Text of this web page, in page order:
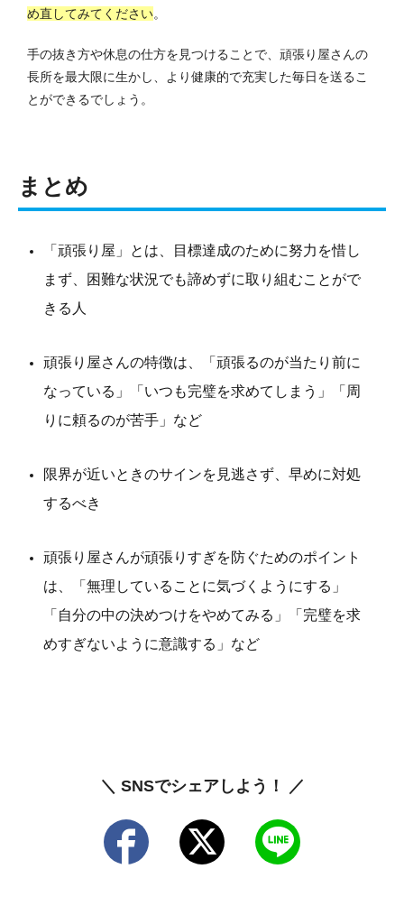
め直してみてください。
手の抜き方や休息の仕方を見つけることで、頑張り屋さんの
長所を最大限に生かし、より健康的で充実した毎日を送るこ
とができるでしょう。
まとめ
「頑張り屋」とは、目標達成のために努力を惜し
まず、困難な状況でも諦めずに取り組むことがで
きる人
頑張り屋さんの特徴は、「頑張るのが当たり前に
なっている」「いつも完璧を求めてしまう」「周
りに頼るのが苦手」など
限界が近いときのサインを見逃さず、早めに対処
するべき
頑張り屋さんが頑張りすぎを防ぐためのポイント
は、「無理していることに気づくようにする」
「自分の中の決めつけをやめてみる」「完璧を求
めすぎないように意識する」など
＼ SNSでシェアしよう！ ／